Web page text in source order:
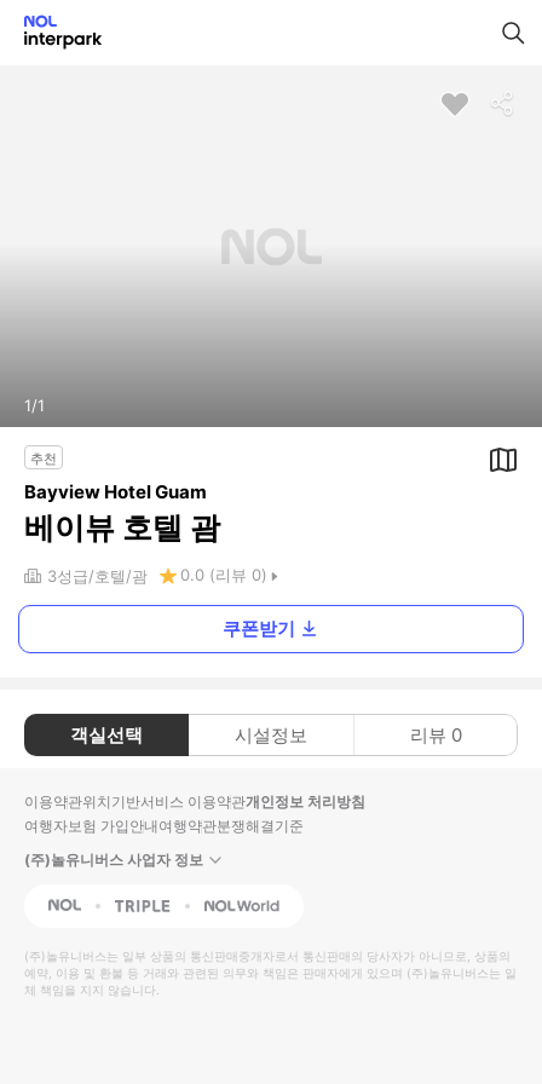
1/1
추천
Bayview Hotel Guam
베이뷰 호텔 괌
3성급 호텔 괌 0.0 (리뷰 0)
쿠폰받기
객실선택 시설정보 리뷰 0
이용약관위치기반서비스 이용약관개인정보 처리방침
여행자보험 가입안내여행약관분쟁해결기준
(주)놀유니버스 사업자 정보
NOL Triple Interpark Global
(주)놀유니버스는 일부 상품의 통신판매중개자로서 통신판매의 당사자가 아니므로, 상품의
예약, 이용 및 환불 등 거래와 관련된 의무와 책임은 판매자에게 있으며 (주)놀유니버스는 일
체 책임을 지지 않습니다.